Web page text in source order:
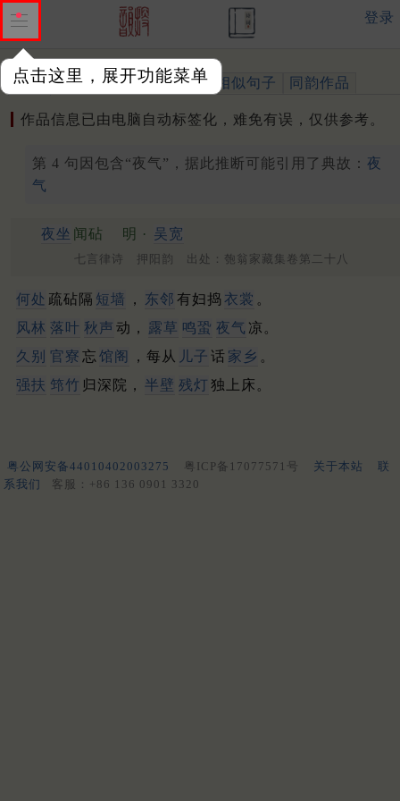
点击这里，展开功能菜单
登录
作品 标注四声 出处、引用 相似句子 同韵作品
作品信息已由电脑自动标签化，难免有误，仅供参考。
第 4 句因包含“夜气”，据此推断可能引用了典故： 夜
气
夜坐 闻砧 明 · 吴宽
七言律诗 押阳韵 出处：匏翁家藏集卷第二十八
何处 疏砧隔 短墙 ， 东邻 有妇捣 衣裳 。
风林 落叶 秋声 动， 露草 鸣蛩 夜气 凉。
久别 官寮 忘 馆阁 ，每从 儿子 话 家乡 。
强扶 筇竹 归深院， 半壁 残灯 独上床。
粤公网安备44010402003275 粤ICP备17077571号 关于本站
联
系我们
客服：+86 136 0901 3320